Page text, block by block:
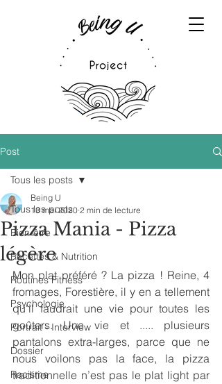
Post
Tous les posts
Bien-être
Recettes & Nutrition
Routines Fitness
Psychologie
Portrait - Interview
Dossier
Racisme
Tous les posts
Pizza Mania - Pizza
légère
Being U
13 mai 2020 2 min de lecture
Mon plat préféré ? La pizza ! Reine, 4
fromages, Forestière, il y en a tellement
qu'il faudrait une vie pour toutes les
goûters. Une vie et ..... plusieurs
pantalons extra-larges, parce que ne
nous voilons pas la face, la pizza
traditionnelle n’est pas le plat light par